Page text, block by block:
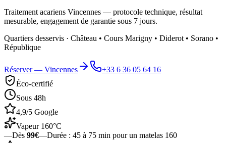
Traitement acariens Vincennes — protocole technique, résultat
mesurable, engagement de garantie sous 7 jours.
Quartiers desservis · Château • Cours Marigny • Diderot • Sorano •
République
Réserver — Vincennes
+33 6 36 05 64 16
Éco-certifié
Sous 48h
4,9/5 Google
Vapeur 160°C
—Dès 99€—Durée : 45 à 75 min pour un matelas 160